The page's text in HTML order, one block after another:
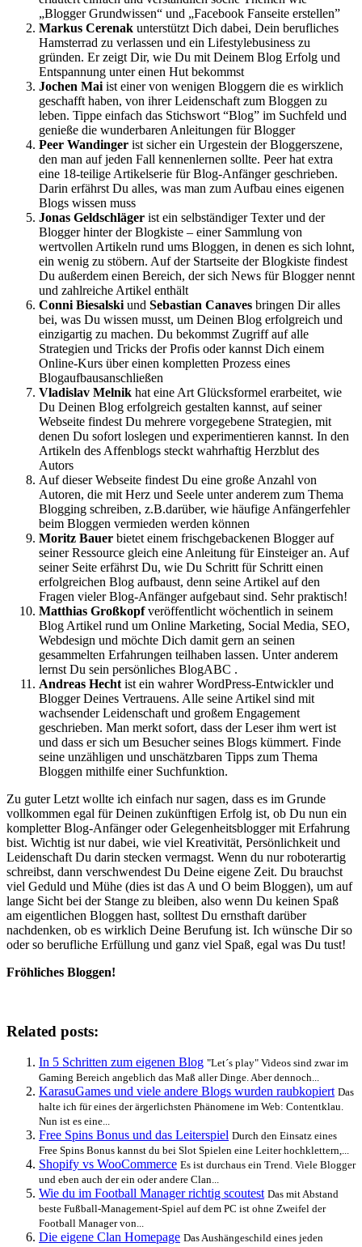
„Blogger Grundwissen“ und „Facebook Fanseite erstellen”
Markus Cerenak unterstützt Dich dabei, Dein berufliches
Hamsterrad zu verlassen und ein Lifestylebusiness zu
gründen. Er zeigt Dir, wie Du mit Deinem Blog Erfolg und
Entspannung unter einen Hut bekommst
Jochen Mai ist einer von wenigen Bloggern die es wirklich
geschafft haben, von ihrer Leidenschaft zum Bloggen zu
leben. Tippe einfach das Stichswort “Blog” im Suchfeld und
genieße die wunderbaren Anleitungen für Blogger
Peer Wandinger ist sicher ein Urgestein der Bloggerszene,
den man auf jeden Fall kennenlernen sollte. Peer hat extra
eine 18-teilige Artikelserie für Blog-Anfänger geschrieben.
Darin erfährst Du alles, was man zum Aufbau eines eigenen
Blogs wissen muss
Jonas Geldschläger ist ein selbständiger Texter und der
Blogger hinter der Blogkiste – einer Sammlung von
wertvollen Artikeln rund ums Bloggen, in denen es sich lohnt,
ein wenig zu stöbern. Auf der Startseite der Blogkiste findest
Du außerdem einen Bereich, der sich News für Blogger nennt
und zahlreiche Artikel enthält
Conni Biesalski und Sebastian Canaves bringen Dir alles
bei, was Du wissen musst, um Deinen Blog erfolgreich und
einzigartig zu machen. Du bekommst Zugriff auf alle
Strategien und Tricks der Profis oder kannst Dich einem
Online-Kurs über einen kompletten Prozess eines
Blogaufbausanschließen
Vladislav Melnik hat eine Art Glücksformel erarbeitet, wie
Du Deinen Blog erfolgreich gestalten kannst, auf seiner
Webseite findest Du mehrere vorgegebene Strategien, mit
denen Du sofort loslegen und experimentieren kannst. In den
Artikeln des Affenblogs steckt wahrhaftig Herzblut des
Autors
Auf dieser Webseite findest Du eine große Anzahl von
Autoren, die mit Herz und Seele unter anderem zum Thema
Blogging schreiben, z.B.darüber, wie häufige Anfängerfehler
beim Bloggen vermieden werden können
Moritz Bauer bietet einem frischgebackenen Blogger auf
seiner Ressource gleich eine Anleitung für Einsteiger an. Auf
seiner Seite erfährst Du, wie Du Schritt für Schritt einen
erfolgreichen Blog aufbaust, denn seine Artikel auf den
Fragen vieler Blog-Anfänger aufgebaut sind. Sehr praktisch!
Matthias Großkopfveröffentlicht wöchentlich in seinem
Blog Artikel rund um Online Marketing, Social Media, SEO,
Webdesign und möchte Dich damit gern an seinen
gesammelten Erfahrungen teilhaben lassen. Unter anderem
lernst Du sein persönliches BlogABC .
Andreas Hecht ist ein wahrer WordPress-Entwickler und
Blogger Deines Vertrauens. Alle seine Artikel sind mit
wachsender Leidenschaft und großem Engagement
geschrieben. Man merkt sofort, dass der Leser ihm wert ist
und dass er sich um Besucher seines Blogs kümmert. Finde
seine unzähligen und unschätzbaren Tipps zum Thema
Bloggen mithilfe einer Suchfunktion.
Zu guter Letzt wollte ich einfach nur sagen, dass es im Grunde
vollkommen egal für Deinen zukünftigen Erfolg ist, ob Du nun ein
kompletter Blog-Anfänger oder Gelegenheitsblogger mit Erfahrung
bist. Wichtig ist nur dabei, wie viel Kreativität, Persönlichkeit und
Leidenschaft Du darin stecken vermagst. Wenn du nur roboterartig
schreibst, dann verschwendest Du Deine eigene Zeit. Du brauchst
viel Geduld und Mühe (dies ist das A und O beim Bloggen), um auf
lange Sicht bei der Stange zu bleiben, also wenn Du keinen Spaß
am eigentlichen Bloggen hast, solltest Du ernsthaft darüber
nachdenken, ob es wirklich Deine Berufung ist. Ich wünsche Dir so
oder so berufliche Erfüllung und ganz viel Spaß, egal was Du tust!
Fröhliches Bloggen!
Related posts:
In 5 Schritten zum eigenen Blog "Let´s play" Videos sind zwar im
Gaming Bereich angeblich das Maß aller Dinge. Aber dennoch...
KarasuGames und viele andere Blogs wurden raubkopiert Das
halte ich für eines der ärgerlichsten Phänomene im Web: Contentklau.
Nun ist es eine...
Free Spins Bonus und das Leiterspiel Durch den Einsatz eines
Free Spins Bonus kannst du bei Slot Spielen eine Leiter hochklettern,...
Shopify vs WooCommerce Es ist durchaus ein Trend. Viele Blogger
und eben auch der ein oder andere Clan...
Wie du im Football Manager richtig scoutest Das mit Abstand
beste Fußball-Management-Spiel auf dem PC ist ohne Zweifel der
Football Manager von...
Die eigene Clan Homepage Das Aushängeschild eines jeden